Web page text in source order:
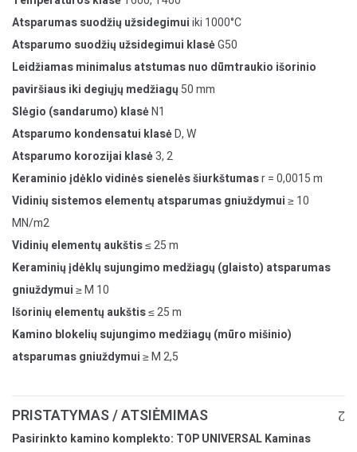
Atsparumas suodžių užsidegimuiiki 1000°C
Atsparumo suodžių užsidegimui klasėG50
Leidžiamas minimalus atstumas nuo dūmtraukio išorinio
paviršiaus iki degiųjų medžiagų 50 mm
Slėgio (sandarumo) klasėN1
Atsparumo kondensatui klasėD, W
Atsparumo korozijai klasė3, 2
Keraminio įdėklo vidinės sienelės šiurkštumasr = 0,0015 m
Vidinių sistemos elementų atsparumas gniuždymui≥ 10
MN/m2
Vidinių elementų aukštis≤ 25 m
Keraminių įdėklų sujungimo medžiagų (glaisto) atsparumas
gniuždymui≥ M 10
Išorinių elementų aukštis≤ 25 m
Kamino blokelių sujungimo medžiagų (mūro mišinio)
atsparumas gniuždymui≥ M 2,5
PRISTATYMAS / ATSIĖMIMAS
Pasirinkto kamino komplekto: TOP UNIVERSAL Kaminas